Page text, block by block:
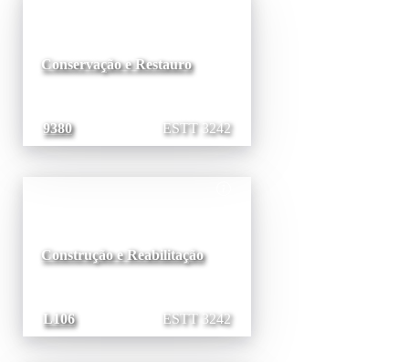
9380
Conservação e Restauro
ESTT 3242
L106
Construção e Reabilitação
ESTT 3242